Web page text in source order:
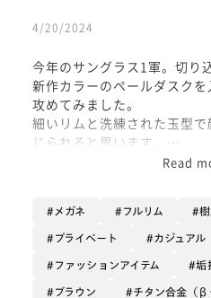
4/20/2024
今年のサングラス1軍。切り
新作カラーのペールダスク
攻めてみました。
細いリムと洗練された玉型
じられると思います。
今季イチオシの組み合わせ
Read
メガネ フルリム
プライベート カジュアル
ファッションアイテム 垢
ブラウン チタン合金（β